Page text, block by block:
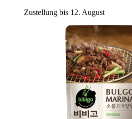
Zustellung bis 12. August